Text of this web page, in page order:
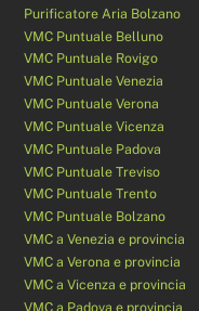
Purificatore Aria Bolzano
VMC Puntuale Belluno
VMC Puntuale Rovigo
VMC Puntuale Venezia
VMC Puntuale Verona
VMC Puntuale Vicenza
VMC Puntuale Padova
VMC Puntuale Treviso
VMC Puntuale Trento
VMC Puntuale Bolzano
VMC a Venezia e provincia
VMC a Verona e provincia
VMC a Vicenza e provincia
VMC a Padova e provincia